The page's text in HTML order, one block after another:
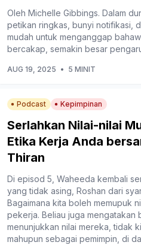
Oleh Michelle Gibbings. Dalam
petikan ringkas, bunyi notifikasi,
mudah untuk menganggap
bercakap, semakin besar
AUG 19, 2025 • 5 MINIT
Podcast Kepimpinan
Serlahkan Nilai-nilai
Etika Kerja Anda
Thiran
Di episod 5, Waheeda kembali
yang tidak asing, Roshan dari
Bagaimana kita boleh memupuk
pekerja. Beliau juga mengatakan
menunjukkan nilai mereka, tidak
mahupun sebagai pemimpin, di